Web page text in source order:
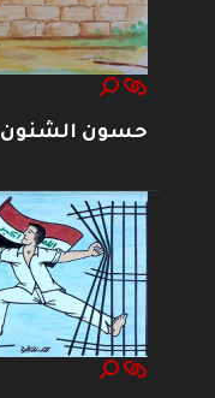
حسون الشنون